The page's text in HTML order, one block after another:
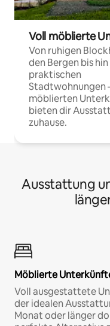
Voll möblierte
Von ruhigen
den Bergen bis hin
praktischen
Stadtwohnungen
möblierten
bieten dir
zuhause.
Ausstattung
Möblierte
Voll ausgestattete
der idealen
Monat oder länger